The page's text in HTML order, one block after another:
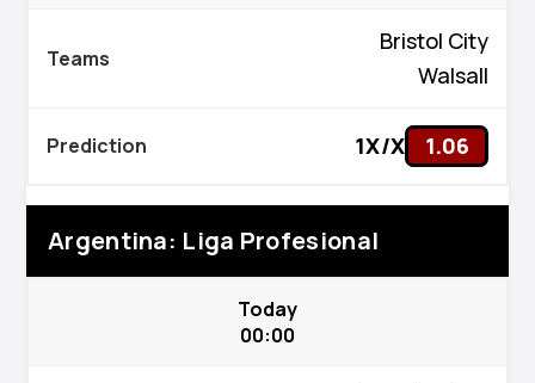
Bristol City
Walsall
1X/X 1.06
Argentina: Liga Profesional
Today
00:00